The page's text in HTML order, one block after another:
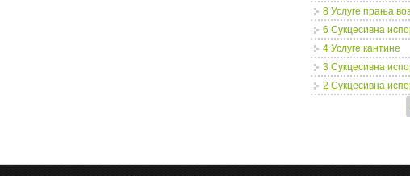
8 Услуге прања
6 Сукцесивна
4 Услуге кантине
3 Cукцесивна
2 Сукцесивна